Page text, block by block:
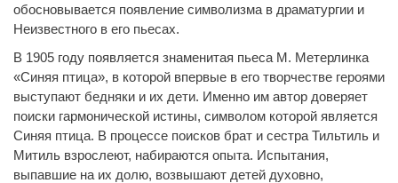
обосновывается появление символизма в драматургии и
Неизвестного в его пьесах.
В 1905 году появляется знаменитая пьеса М. Метерлинка
«Синяя птица», в которой впервые в его творчестве героями
выступают бедняки и их дети. Именно им автор доверяет
поиски гармонической истины, символом которой является
Синяя птица. В процессе поисков брат и сестра Тильтиль и
Митиль взрослеют, набираются опыта. Испытания,
выпавшие на их долю, возвышают детей духовно,